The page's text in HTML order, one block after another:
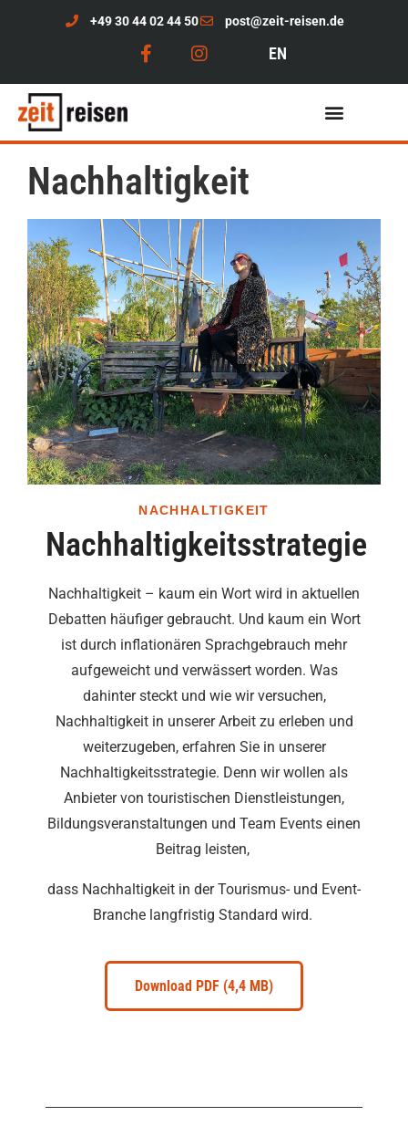
+49 30 44 02 44 50 post@zeit-reisen.de
EN
Nachhaltigkeit
NACHHALTIGKEIT
Nachhaltigkeitsstrategie
Nachhaltigkeit – kaum ein Wort wird in aktuellen
Debatten häufiger gebraucht. Und kaum ein Wort
ist durch inflationären Sprachgebrauch mehr
aufgeweicht und verwässert worden. Was
dahinter steckt und wie wir versuchen,
Nachhaltigkeit in unserer Arbeit zu erleben und
weiterzugeben, erfahren Sie in unserer
Nachhaltigkeitsstrategie. Denn wir wollen als
Anbieter von touristischen Dienstleistungen,
Bildungsveranstaltungen und Team Events einen
Beitrag leisten,
dass Nachhaltigkeit in der Tourismus- und Event-
Branche langfristig Standard wird.
Download PDF (4,4 MB)